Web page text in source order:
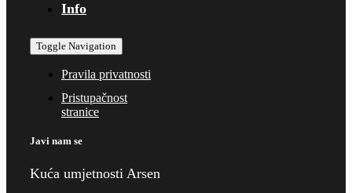
Info
Toggle Navigation
Pravila privatnosti
Pristupačnost
stranice
Javi nam se
Kuća umjetnosti Arsen